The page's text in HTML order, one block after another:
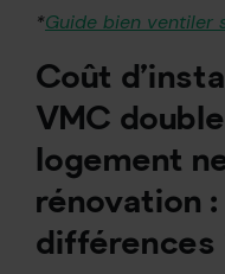
*Guide bien ventiler
Coût
VMC
logement
rénovation
différences